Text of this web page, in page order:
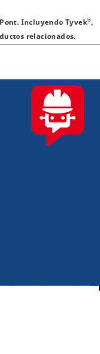
Incluyendo Tyvek®,
relacionados.